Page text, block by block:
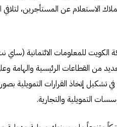
الاستعلام عن المستأجرين، لتلافي
للمعلومات الائتمانية (ساي
من القطاعات الرئيسية والهامة
في تشكيل إتخاذ القرارات التمويلية
التمويلية والتجارية.